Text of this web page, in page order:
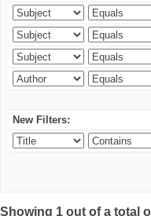
New Filters:
Showing 1 out of a total